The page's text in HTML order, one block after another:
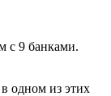
с 9 банками.
одном из этих